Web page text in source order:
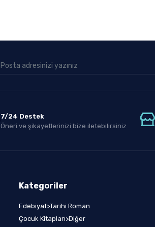
7/24 Destek
Öneri ve şikayetlerinizi bize iletebilirsiniz
Kategoriler
Edebiyat>Tarihi Roman
Çocuk Kitapları>Diğer